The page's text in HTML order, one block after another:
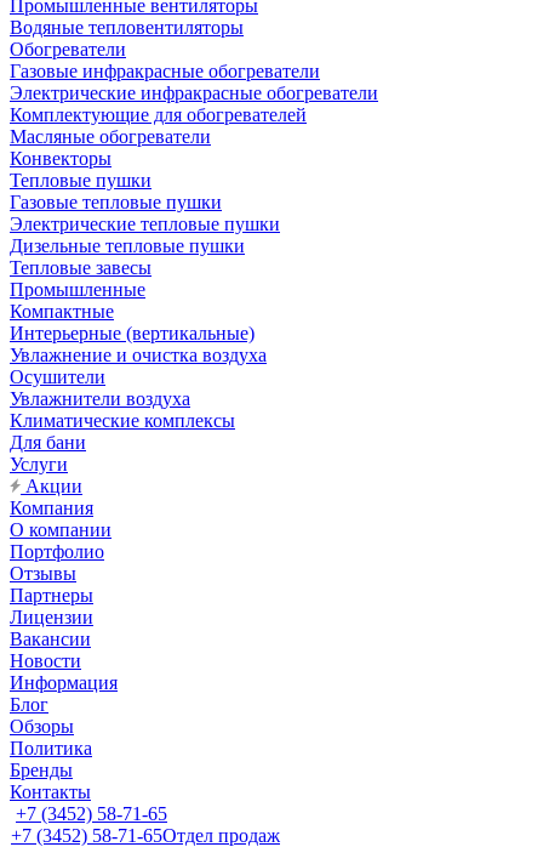
Промышленные вентиляторы
Водяные тепловентиляторы
Обогреватели
Газовые инфракрасные обогреватели
Электрические инфракрасные обогреватели
Комплектующие для обогревателей
Масляные обогреватели
Конвекторы
Тепловые пушки
Газовые тепловые пушки
Электрические тепловые пушки
Дизельные тепловые пушки
Тепловые завесы
Промышленные
Компактные
Интерьерные (вертикальные)
Увлажнение и очистка воздуха
Осушители
Увлажнители воздуха
Климатические комплексы
Для бани
Услуги
Акции
Компания
О компании
Портфолио
Отзывы
Партнеры
Лицензии
Вакансии
Новости
Информация
Блог
Обзоры
Политика
Бренды
Контакты
+7 (3452) 58-71-65
+7 (3452) 58-71-65Отдел продаж